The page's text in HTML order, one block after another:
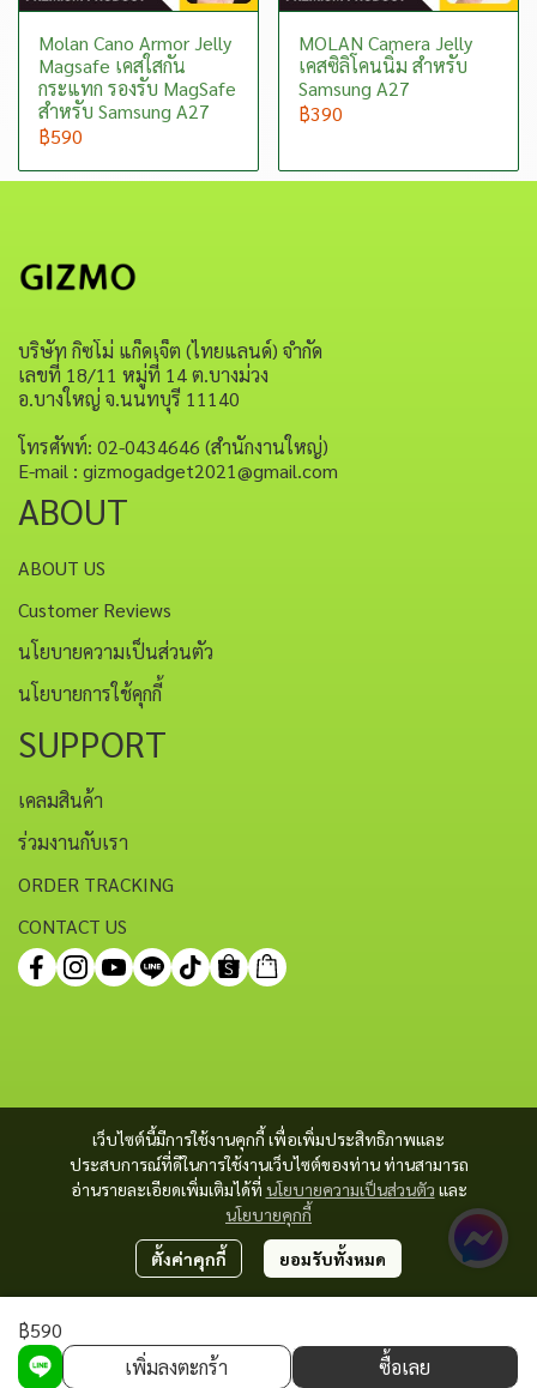
Molan Cano Armor Jelly
Magsafe เคสใสกัน
กระแทก รองรับ MagSafe
สำหรับ Samsung A27
฿590
MOLAN Camera Jelly
เคสซิลิโคนนิ่ม สำหรับ
Samsung A27
฿390
฿590
เพิ่มลงตะกร้า
ซื้อเลย
เว็บไซต์นี้มีการใช้งานคุกกี้ เพื่อเพิ่มประสิทธิภาพและ
ประสบการณ์ที่ดีในการใช้งานเว็บไซต์ของท่าน ท่านสามารถ
อ่านรายละเอียดเพิ่มเติมได้ที่ นโยบายความเป็นส่วนตัว และ
นโยบายคุกกี้
ตั้งค่าคุกกี้ ยอมรับทั้งหมด
บริษัท กิซโม่ แก็ดเจ็ต (ไทยแลนด์) จำกัด
เลขที่ 18/11 หมู่ที่ 14 ต.บางม่วง
อ.บางใหญ่ จ.นนทบุรี 11140
โทรศัพท์: 02-0434646 (สำนักงานใหญ่)
E-mail : gizmogadget2021@gmail.com
ABOUT
ABOUT US
Customer Reviews
นโยบายความเป็นส่วนตัว
นโยบายการใช้คุกกี้
SUPPORT
เคลมสินค้า
ร่วมงานกับเรา
ORDER TRACKING
CONTACT US
Copyright 2023 | All Rights Reserved | Powered by MWE